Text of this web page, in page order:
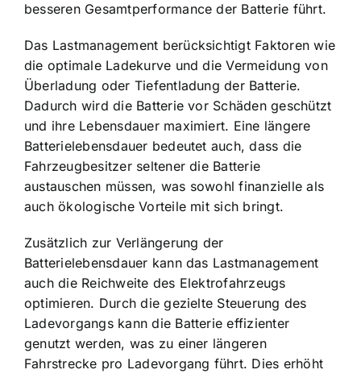
besseren Gesamtperformance der Batterie führt.
Das Lastmanagement berücksichtigt Faktoren wie
die optimale Ladekurve und die Vermeidung von
Überladung oder Tiefentladung der Batterie.
Dadurch wird die Batterie vor Schäden geschützt
und ihre Lebensdauer maximiert. Eine längere
Batterielebensdauer bedeutet auch, dass die
Fahrzeugbesitzer seltener die Batterie
austauschen müssen, was sowohl finanzielle als
auch ökologische Vorteile mit sich bringt.
Zusätzlich zur Verlängerung der
Batterielebensdauer kann das Lastmanagement
auch die Reichweite des Elektrofahrzeugs
optimieren. Durch die gezielte Steuerung des
Ladevorgangs kann die Batterie effizienter
genutzt werden, was zu einer längeren
Fahrstrecke pro Ladevorgang führt. Dies erhöht